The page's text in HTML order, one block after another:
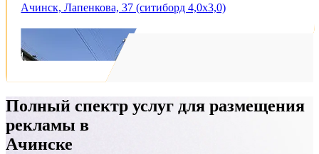
Ачинск, Лапенкова, 37 (ситиборд 4,0х3,0)
Полный спектр услуг для размещения
рекламы в
Ачинске